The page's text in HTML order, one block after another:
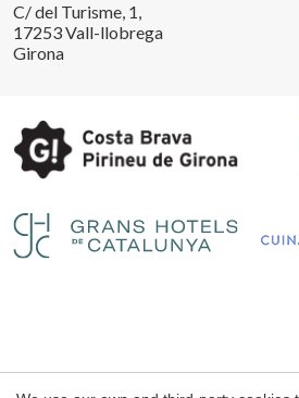
C/ del Turisme, 1,
17253 Vall-llobrega
Girona